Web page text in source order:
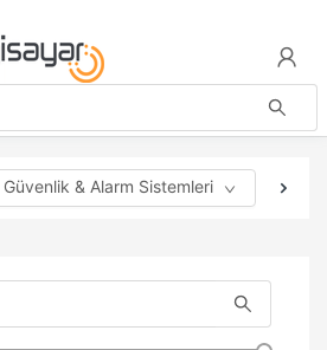
Güvenlik & Alarm Sistemleri